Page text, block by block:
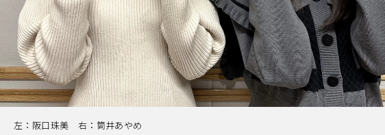
左：阪口珠美 右：筒井あやめ